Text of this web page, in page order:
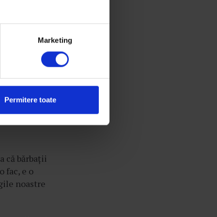
Marketing
Permitere toate
urma unor
e de
nu
că bărbații
fac, e o
noastre